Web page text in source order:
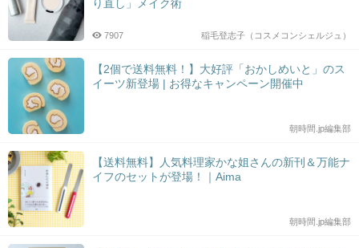
り直し」メイク術
稲毛登志子（コスメコンシェルジュ）
7907
【2個で送料無料！】大好評「おかしめいと」のス
イーツ新登場 | お得なキャンペーン開催中
朝時間.jp編集部
【送料無料】人気料理家かな姐さんの新刊＆万能ナ
イフのセットが登場！｜Aima
朝時間.jp編集部